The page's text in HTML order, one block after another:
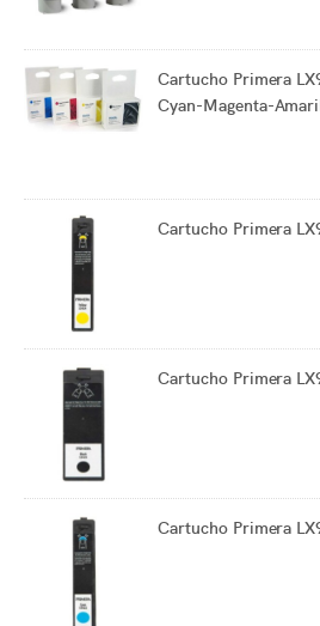
Cartucho Primera
Cyan-Magenta-
Cartucho Primera
Cartucho Primera
Cartucho Primera